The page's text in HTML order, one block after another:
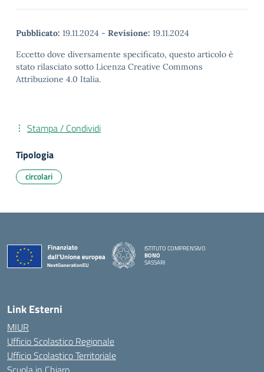
Pubblicato: 19.11.2024 - Revisione: 19.11.2024
Eccetto dove diversamente specificato, questo articolo è
stato rilasciato sotto Licenza Creative Commons
Attribuzione 4.0 Italia.
Stampa / Condividi
Tipologia
circolari
ISTITUTO COMPRENSIVO
BONO
SASSARI
Link Esterni
MIUR
Ufficio Scolastico Regionale
Ufficio Scolastico Territoriale